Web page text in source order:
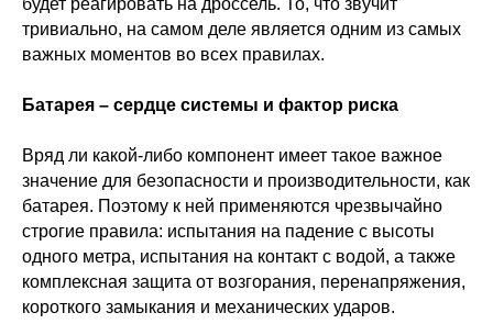
тривиально, на самом деле является одним из самых
важных моментов во всех правилах.
Батарея – сердце системы и фактор риска
Вряд ли какой-либо компонент имеет такое важное
значение для безопасности и производительности, как
батарея. Поэтому к ней применяются чрезвычайно
строгие правила: испытания на падение с высоты
одного метра, испытания на контакт с водой, а также
комплексная защита от возгорания, перенапряжения,
короткого замыкания и механических ударов.